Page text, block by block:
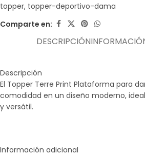
topper, topper-deportivo-dama
Comparte en:
DESCRIPCIÓN
Descripción
El Topper Terre Print Plataforma para
comodidad en un diseño moderno,
y versátil.
Información adicional